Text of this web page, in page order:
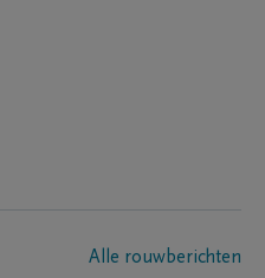
Alle rouwberichten